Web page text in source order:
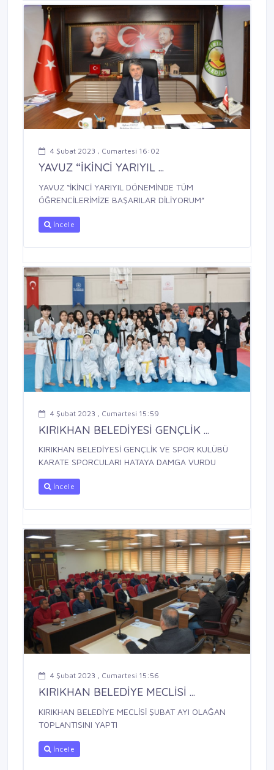
4 Şubat 2023 , Cumartesi 16:02
YAVUZ “İKİNCİ YARIYIL ...
YAVUZ “İKİNCİ YARIYIL DÖNEMİNDE TÜM
ÖĞRENCİLERİMİZE BAŞARILAR DİLİYORUM”
İncele
4 Şubat 2023 , Cumartesi 15:59
KIRIKHAN BELEDİYESİ GENÇLİK ...
KIRIKHAN BELEDİYESİ GENÇLİK VE SPOR KULÜBÜ
KARATE SPORCULARI HATAYA DAMGA VURDU
İncele
4 Şubat 2023 , Cumartesi 15:56
KIRIKHAN BELEDİYE MECLİSİ ...
KIRIKHAN BELEDİYE MECLİSİ ŞUBAT AYI OLAĞAN
TOPLANTISINI YAPTI
İncele